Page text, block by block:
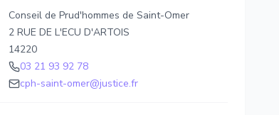
Conseil de Prud'hommes de Saint-Omer
2 RUE DE L'ECU D'ARTOIS
14220
03 21 93 92 78
cph-saint-omer@justice.fr